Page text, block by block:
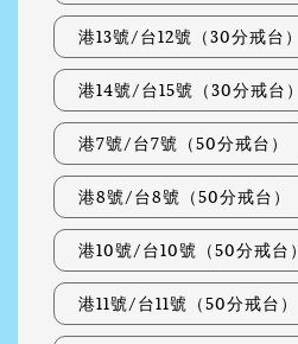
港13號/台12號（30分戒台）
港14號/台15號（30分戒台）
港7號/台7號（50分戒台）
港8號/台8號（50分戒台）
港10號/台10號（50分戒台）
港11號/台11號（50分戒台）